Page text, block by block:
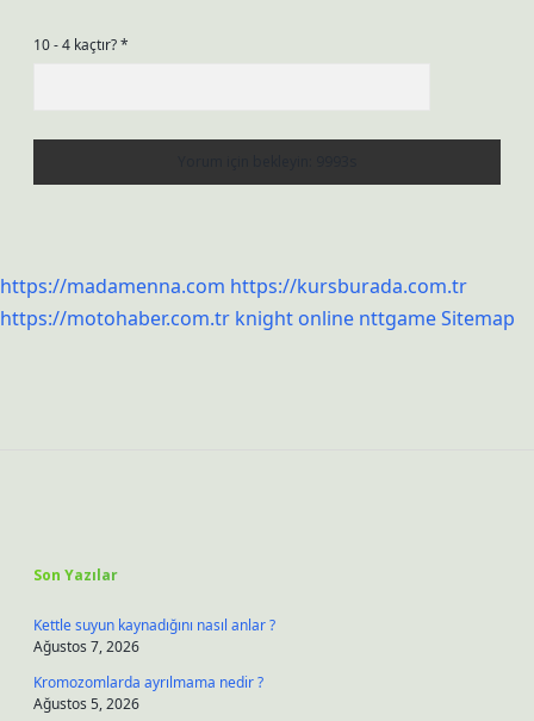
10 - 4 kaçtır?*
https://madamenna.com https://kursburada.com.tr
https://motohaber.com.tr knight online nttgameSitemap
Son Yazılar
Kettle suyun kaynadığını nasıl anlar ?
Ağustos 7, 2026
Kromozomlarda ayrılmama nedir ?
Ağustos 5, 2026